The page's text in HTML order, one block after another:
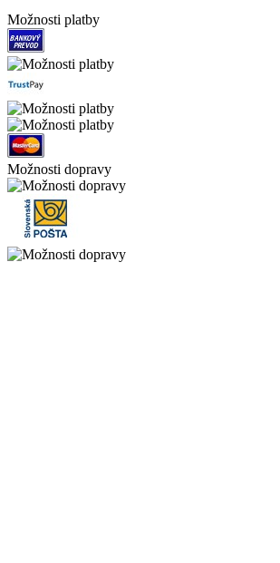
Možnosti platby
Možnosti dopravy